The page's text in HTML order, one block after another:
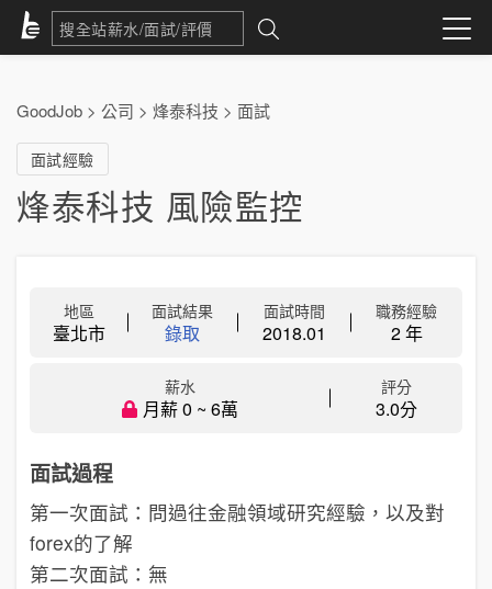
GoodJob > 公司 > 烽泰科技 > 面試
面試經驗
烽泰科技 風險監控
地區
臺北市
面試結果
錄取
面試時間
2018.01
職務經驗
2 年
薪水
月薪 0 ~ 6萬
評分
3.0分
面試過程
第一次面試：問過往金融領域研究經驗，以及對
forex的了解
第二次面試：無